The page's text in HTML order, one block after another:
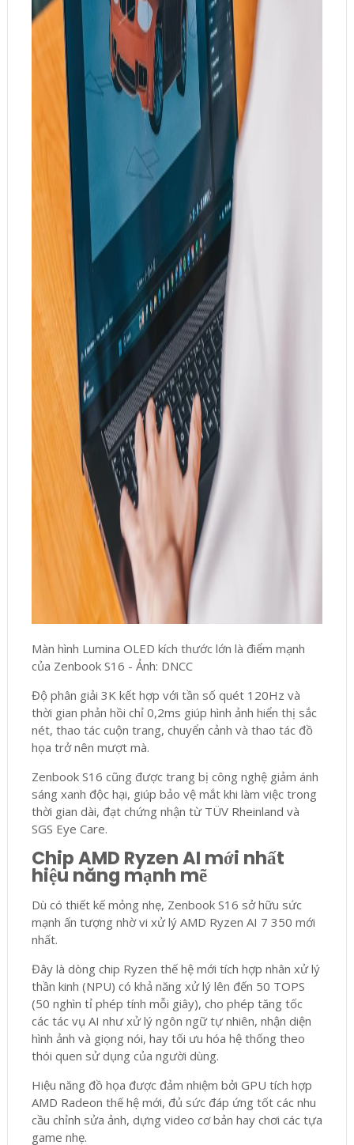
Màn hình Lumina OLED kích thước lớn là điểm mạnh
của Zenbook S16 - Ảnh: DNCC
Độ phân giải 3K kết hợp với tần số quét 120Hz và
thời gian phản hồi chỉ 0,2ms giúp hình ảnh hiển thị sắc
nét, thao tác cuộn trang, chuyển cảnh và thao tác đồ
họa trở nên mượt mà.
Zenbook S16 cũng được trang bị công nghệ giảm ánh
sáng xanh độc hại, giúp bảo vệ mắt khi làm việc trong
thời gian dài, đạt chứng nhận từ TÜV Rheinland và
SGS Eye Care.
Chip AMD Ryzen AI mới nhất
hiệu năng mạnh mẽ
Dù có thiết kế mỏng nhẹ, Zenbook S16 sở hữu sức
mạnh ấn tượng nhờ vi xử lý AMD Ryzen AI 7 350 mới
nhất.
Đây là dòng chip Ryzen thế hệ mới tích hợp nhân xử lý
thần kinh (NPU) có khả năng xử lý lên đến 50 TOPS
(50 nghìn tỉ phép tính mỗi giây), cho phép tăng tốc
các tác vụ AI như xử lý ngôn ngữ tự nhiên, nhận diện
hình ảnh và giọng nói, hay tối ưu hóa hệ thống theo
thói quen sử dụng của người dùng.
Hiệu năng đồ họa được đảm nhiệm bởi GPU tích hợp
AMD Radeon thế hệ mới, đủ sức đáp ứng tốt các nhu
cầu chỉnh sửa ảnh, dựng video cơ bản hay chơi các tựa
game nhẹ.